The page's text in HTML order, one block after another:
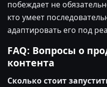
побеждает не
кто умеет
адаптировать его под
FAQ: Вопросы о
контента
Сколько стоит